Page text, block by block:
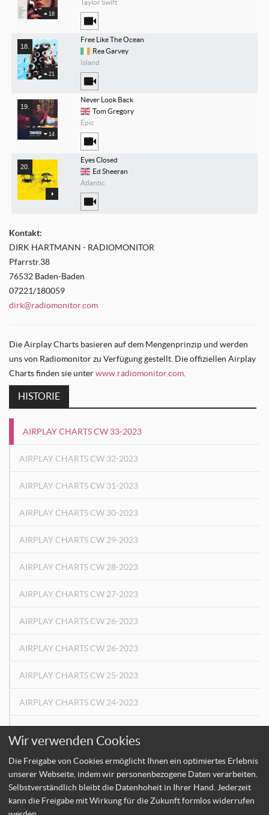
18
Taylor Swift
21
Free Like The Ocean
Rea Garvey
Island
14
Never Look Back
Tom Gregory
Epic
Eyes Closed
Ed Sheeran
Atlantic
Kontakt:
DIRK HARTMANN - RADIOMONITOR
Pfarrstr.38
76532 Baden-Baden
07221/180059
dirk@radiomonitor.com
Die Airplay Charts basieren auf dem Mengenprinzip und werden
uns von Radiomonitor zu Verfügung gestellt. Die offiziellen Airplay
Charts finden sie unterwww.radiomonitor.com
HISTORIE
AIRPLAY CHARTS CW 33-2023
AIRPLAY CHARTS CW 32-2023
AIRPLAY CHARTS CW 31-2023
AIRPLAY CHARTS CW 30-2023
AIRPLAY CHARTS CW 29-2023
AIRPLAY CHARTS CW 28-2023
AIRPLAY CHARTS CW 27-2023
AIRPLAY CHARTS CW 26-2023
AIRPLAY CHARTS CW 26-2023
AIRPLAY CHARTS CW 25-2023
AIRPLAY CHARTS CW 24-2023
← « 7 8 9 » →
Wir verwenden Cookies
Die Freigabe von Cookies ermöglicht Ihnen ein optimiertes Erlebnis
unserer Webseite, indem wir personenbezogene Daten verarbeiten.
Selbstverständlich bleibt die Datenhoheit in Ihrer Hand. Jederzeit
kann die Freigabe mit Wirkung für die Zukunft formlos widerrufen